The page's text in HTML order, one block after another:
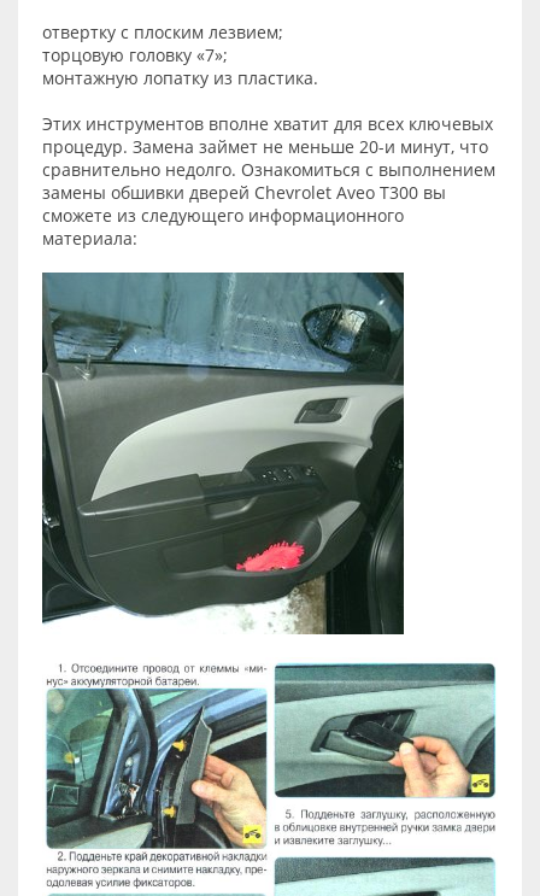
отвертку с плоским лезвием;
торцовую головку «7»;
монтажную лопатку из пластика.
Этих инструментов вполне хватит для всех ключевых
процедур. Замена займет не меньше 20-и минут, что
сравнительно недолго. Ознакомиться с выполнением
замены обшивки дверей Chevrolet Aveo T300 вы
сможете из следующего информационного
материала: